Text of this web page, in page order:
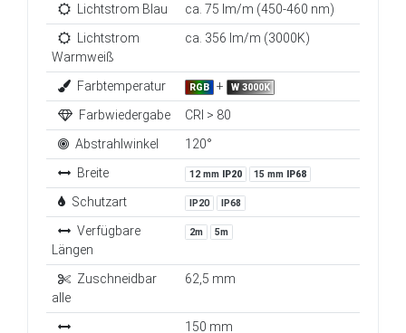
Lichtstrom Blau
ca. 75 lm/m (450-460 nm)
Lichtstrom
Warmweiß
ca. 356 lm/m (3000K)
Farbtemperatur RGB + W 3000K
Farbwiedergabe
CRI > 80
Abstrahlwinkel
120°
Breite
12 mm IP20 15 mm IP68
Schutzart IP20 IP68
Verfügbare
Längen
2m 5m
Zuschneidbar
alle
62,5 mm
150 mm